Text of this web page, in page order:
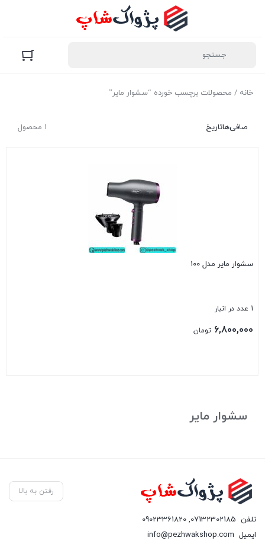
خانه / محصولات برچسب خورده “سشوار مایر”
1 محصول صافی‌هاتاریخ
سشوار مایر مدل 100
1 عدد در انبار
6,800,000 تومان
سشوار مایر
رفتن به بالا
تلفن 07132302185
,
09023361820
ایمیل info@pezhwakshop.com